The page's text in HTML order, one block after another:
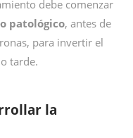
debe comenzar
patológico, antes de
para invertir el
tarde.
la